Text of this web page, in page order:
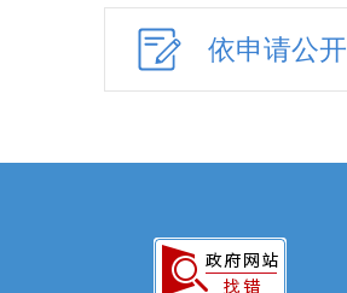
回应关切
监督保障
市场监管规则和标准
依申请公开